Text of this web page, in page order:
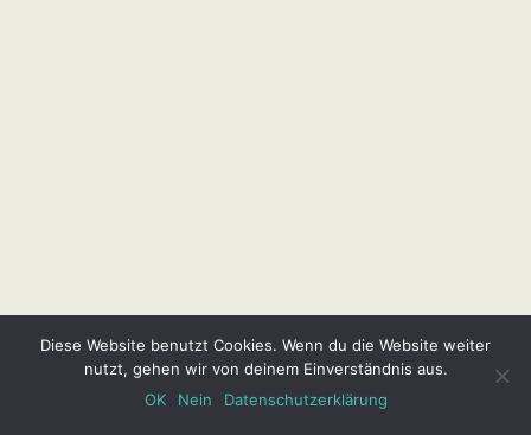
Diese Website benutzt Cookies. Wenn du die Website weiter
nutzt, gehen wir von deinem Einverständnis aus.
OK
Nein Datenschutzerklärung